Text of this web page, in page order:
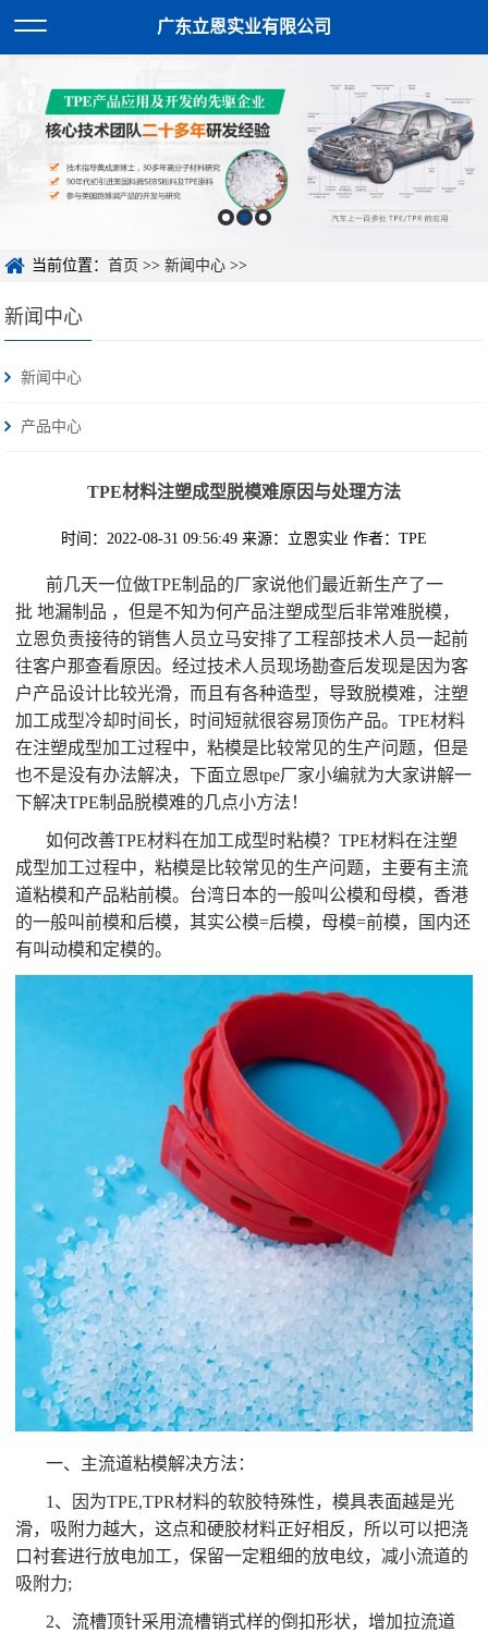
广东立恩实业有限公司
当前位置：首页 >>新闻中心 >>
新闻中心
新闻中心
产品中心
TPE材料注塑成型脱模难原因与处理方法
时间：2022-08-31 09:56:49 来源：立恩实业 作者：TPE
前几天一位做TPE制品的厂家说他们最近新生产了一
批 地漏制品 ，但是不知为何产品注塑成型后非常难脱模，
立恩负责接待的销售人员立马安排了工程部技术人员一起前
往客户那查看原因。经过技术人员现场勘查后发现是因为客
户产品设计比较光滑，而且有各种造型，导致脱模难，注塑
加工成型冷却时间长，时间短就很容易顶伤产品。TPE材料
在注塑成型加工过程中，粘模是比较常见的生产问题，但是
也不是没有办法解决，下面立恩tpe厂家小编就为大家讲解一
下解决TPE制品脱模难的几点小方法！
如何改善TPE材料在加工成型时粘模？TPE材料在注塑
成型加工过程中，粘模是比较常见的生产问题，主要有主流
道粘模和产品粘前模。台湾日本的一般叫公模和母模，香港
的一般叫前模和后模，其实公模=后模，母模=前模，国内还
有叫动模和定模的。
一、主流道粘模解决方法：
1、因为TPE,TPR材料的软胶特殊性，模具表面越是光
滑，吸附力越大，这点和硬胶材料正好相反，所以可以把浇
口衬套进行放电加工，保留一定粗细的放电纹，减小流道的
吸附力;
2、流槽顶针采用流槽销式样的倒扣形状，增加拉流道